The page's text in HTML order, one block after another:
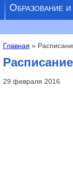
Образование
Вы здесь
Главная »
29 февраля 2016